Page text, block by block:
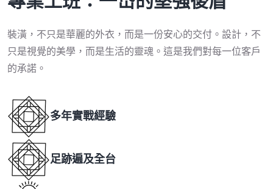
裝潢，不只是華麗的外衣，而是一份安心的交付。 設計，不
只是視覺的美學，而是生活的靈魂。 這是我們對每一位客戶
的承諾。
多年實戰經驗
足跡遍及全台